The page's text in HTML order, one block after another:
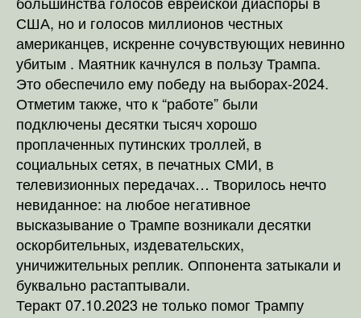
США, но и голосов миллионов честных
американцев, искренне сочувствующих невинно
убитым . Маятник качнулся в пользу Трампа.
Это обеспечило ему победу на выборах-2024.
Отметим также, что к “работе” были
подключены десятки тысяч хорошо
проплаченных путинских троллей, в
социальных сетях, в печатных СМИ, в
телевизионных передачах… Творилось нечто
невиданное: на любое негативное
высказывание о Трампе возникали десятки
оскорбительных, издевательских,
уничижительных реплик. Оппонента затыкали и
буквально растаптывали.
Теракт 07.10.2023 не только помог Трампу